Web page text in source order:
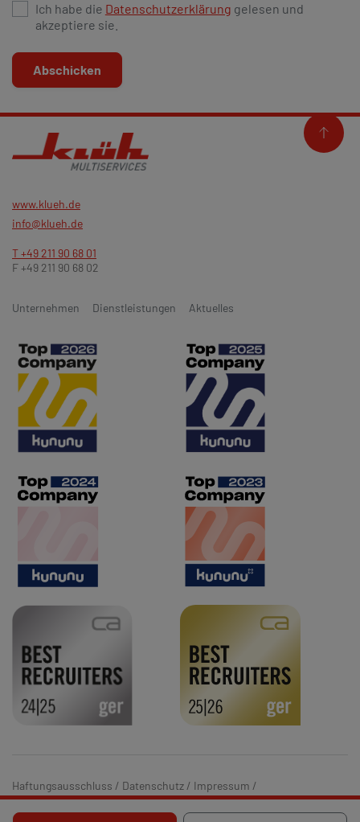
Ich habe die Datenschutzerklärung gelesen und
akzeptiere sie.
Abschicken
Unternehmen Dienstleistungen Aktuelles
Haftungsausschluss / Datenschutz / Impressum /
www.klueh.de
info@klueh.de
T +49 211 90 68 01
F +49 211 90 68 02